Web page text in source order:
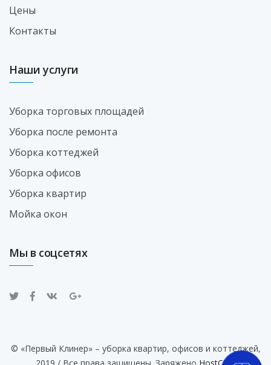
Цены
Контакты
Наши услуги
Уборка торговых площадей
Уборка после ремонта
Уборка коттеджей
Уборка офисов
Уборка квартир
Мойка окон
Мы в соцсетях
© «Первый Клинер» – уборка квартир, офисов и коттеджей,